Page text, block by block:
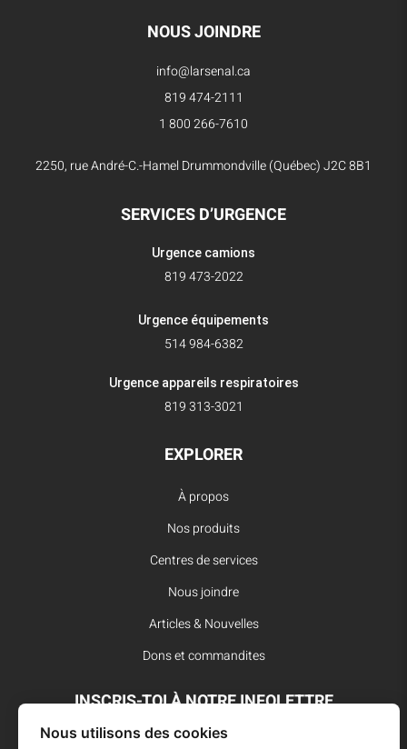
NOUS JOINDRE
info@larsenal.ca
819 474-2111
1 800 266-7610
2250, rue André-C.-Hamel Drummondville (Québec) J2C 8B1
SERVICES D’URGENCE
Urgence camions
819 473-2022
Urgence équipements
514 984-6382
Urgence appareils respiratoires
819 313-3021
EXPLORER
À propos
Nos produits
Centres de services
Nous joindre
Articles & Nouvelles
Dons et commandites
INSCRIS-TOI À NOTRE INFOLETTRE
Reste à l’affût des dernières innovations pour vos interventions
Nous utilisons des cookies